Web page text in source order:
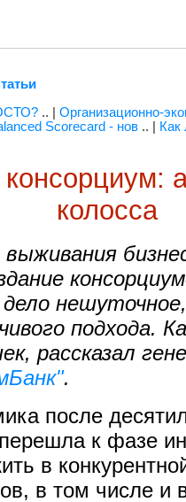
.. |Организационно-
Scorecard - нов.. | Как
колосса
подхода.
рассказал
.
после
к фазе
в
в том числе